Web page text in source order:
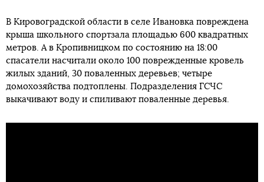
В Кировоградской области в селе Ивановка повреждена
крыша школьного спортзала площадью 600 квадратных
метров. А в Кропивницком по состоянию на 18:00
спасатели насчитали около 100 поврежденные кровель
жилых зданий, 30 поваленных деревьев; четыре
домохозяйства подтоплены. Подразделения ГСЧС
выкачивают воду и спиливают поваленные деревья.